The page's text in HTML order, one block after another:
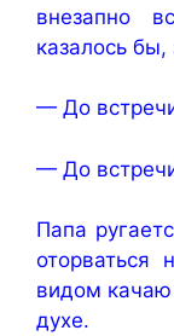
внезапно
казалось
— До
— До
Папа
видом
духе.